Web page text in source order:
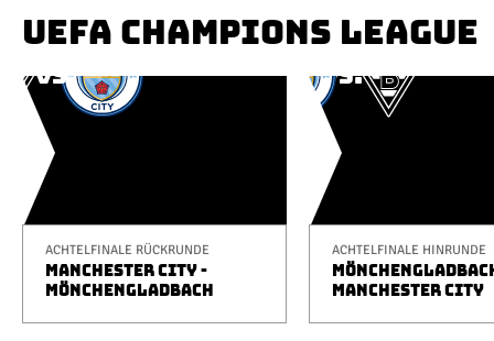
UEFA CHAMPIONS LEAGUE
ACHTELFINALE RÜCKRUNDE
MANCHESTER CITY -
MÖNCHENGLADBACH
ACHTELFINALE HINRUNDE
MANCHESTER CITY